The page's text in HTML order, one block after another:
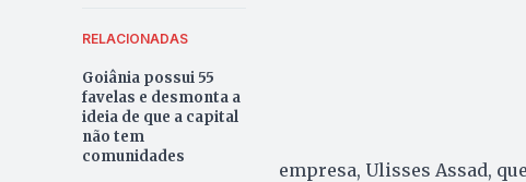
RELACIONADAS
Goiânia possui 55
favelas e desmonta a
ideia de que a capital
não tem
comunidades
empresa, Ulisses Assad,